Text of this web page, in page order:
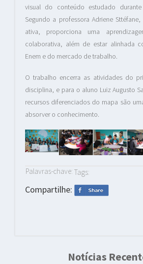
visual do conteúdo estudado
Segundo a professora Adriene
ativa, proporciona uma
colaborativa, além de estar alinhada
Enem e do mercado de trabalho.
O trabalho encerra as atividades do
disciplina, e para o aluno Luiz Augusto
recursos diferenciados do mapa são
absorver o conhecimento.
Palavras-chave: Tags:
Compartilhe:
Notícias